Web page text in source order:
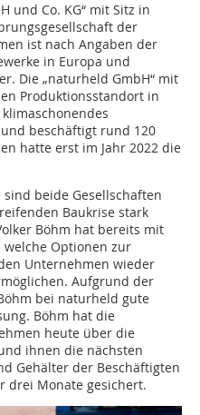
und Co. KG“ mit Sitz in
der
ist nach Angaben der
in Europa und
Die „naturheld GmbH“ mit
Produktionsstandort in
beschäftigt rund 120
hatte erst im Jahr 2022 die
beide Gesellschaften
Baukrise stark
Böhm hat bereits mit
Optionen zur
Unternehmen wieder
Aufgrund der
bei naturheld gute
Böhm hat die
heute über die
ihnen die nächsten
Gehälter der Beschäftigten
drei Monate gesichert.